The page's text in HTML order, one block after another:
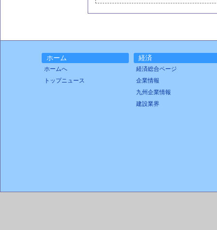
ホーム
ホームへ
トップニュース
経済
経済総合ページ
企業情報
九州企業情報
建設業界